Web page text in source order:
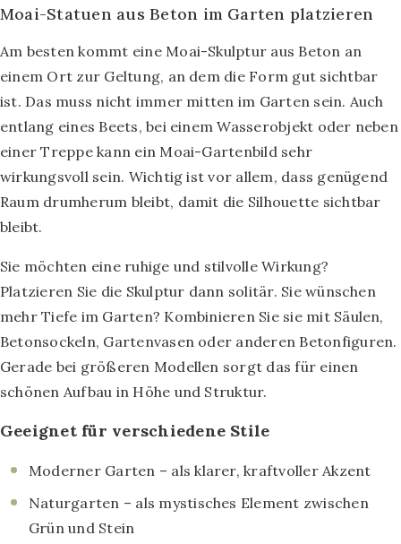
Moai-Statuen aus Beton im Garten platzieren
Am besten kommt eine Moai-Skulptur aus Beton an
einem Ort zur Geltung, an dem die Form gut sichtbar
ist. Das muss nicht immer mitten im Garten sein. Auch
entlang eines Beets, bei einem Wasserobjekt oder neben
einer Treppe kann ein Moai-Gartenbild sehr
wirkungsvoll sein. Wichtig ist vor allem, dass genügend
Raum drumherum bleibt, damit die Silhouette sichtbar
bleibt.
Sie möchten eine ruhige und stilvolle Wirkung?
Platzieren Sie die Skulptur dann solitär. Sie wünschen
mehr Tiefe im Garten? Kombinieren Sie sie mit Säulen,
Betonsockeln, Gartenvasen oder anderen Betonfiguren.
Gerade bei größeren Modellen sorgt das für einen
schönen Aufbau in Höhe und Struktur.
Geeignet für verschiedene Stile
Moderner Garten – als klarer, kraftvoller Akzent
Naturgarten – als mystisches Element zwischen
Grün und Stein